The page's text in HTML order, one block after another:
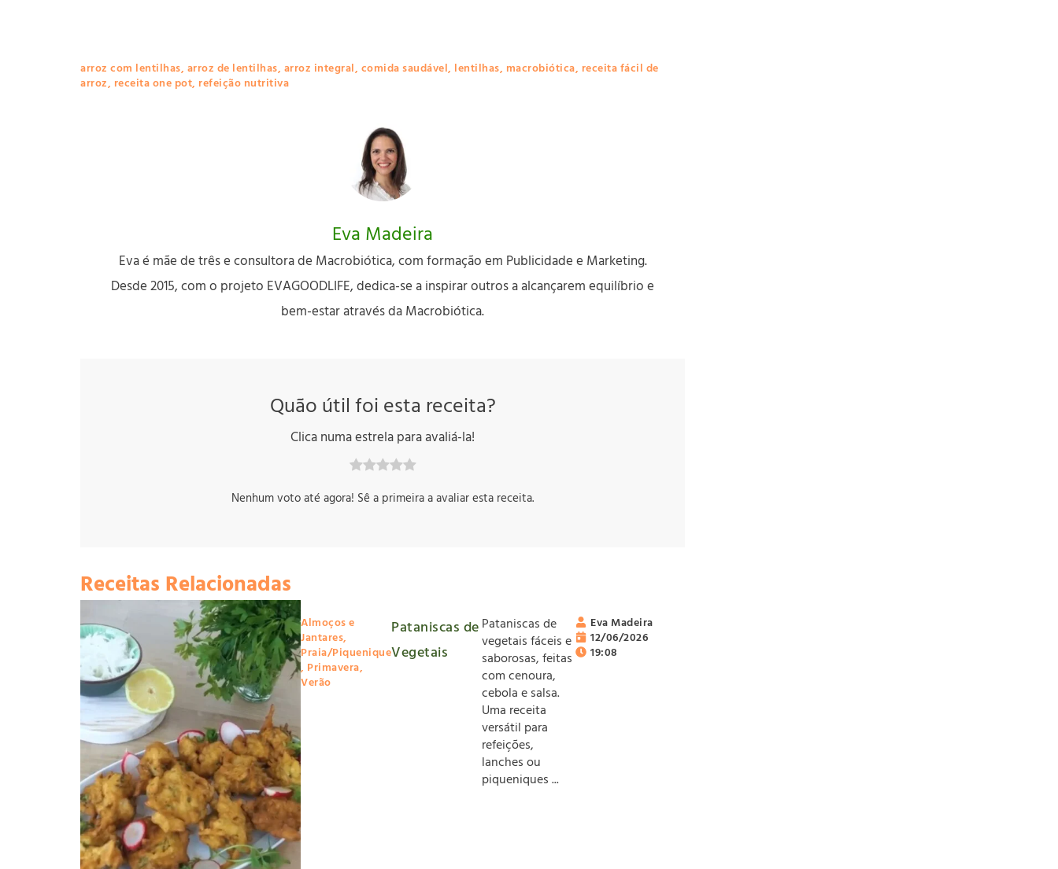
arroz com lentilhas, arroz de lentilhas, arroz integral, comida saudável, lentilhas, macrobiótica, receita fácil de
arroz, receita one pot, refeição nutritiva
Eva Madeira
Eva é mãe de três e consultora de Macrobiótica, com formação em Publicidade e Marketing.
Desde 2015, com o projeto EVAGOODLIFE, dedica-se a inspirar outros a alcançarem equilíbrio e
bem-estar através da Macrobiótica.
Quão útil foi esta receita?
Clica numa estrela para avaliá-la!
Nenhum voto até agora! Sê a primeira a avaliar esta receita.
Receitas Relacionadas
Almoços e
Jantares,
Praia/Piquenique
, Primavera,
Verão
Pataniscas de
Vegetais
Pataniscas de
vegetais fáceis e
saborosas, feitas
com cenoura,
cebola e salsa.
Uma receita
versátil para
refeições,
lanches ou
piqueniques ...
Eva Madeira
12/06/2026
19:08